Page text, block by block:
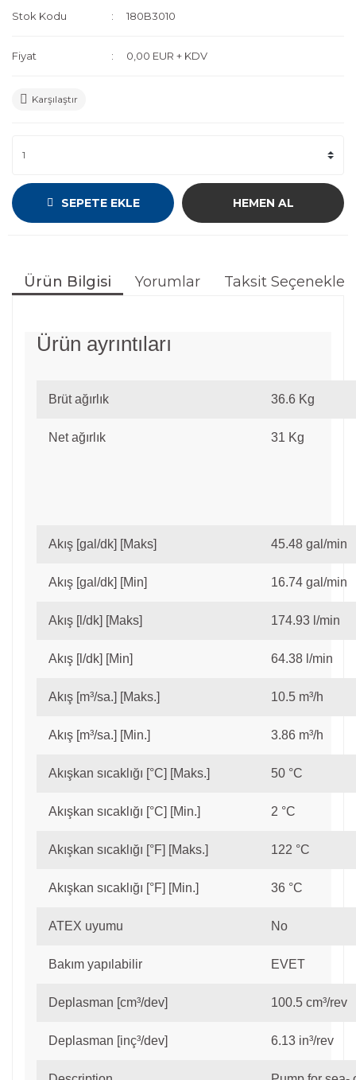
Stok Kodu 180B3010
Fiyat 0,00 EUR + KDV
Karşılaştır
SEPETE EKLE HEMEN AL
Ürün Bilgisi Yorumlar Taksit Seçenekleri
Ürün ayrıntıları
Brüt ağırlık 36.6 Kg
Net ağırlık 31 Kg
Akış [gal/dk] [Maks] 45.48 gal/min
Akış [gal/dk] [Min] 16.74 gal/min
Akış [l/dk] [Maks] 174.93 l/min
Akış [l/dk] [Min] 64.38 l/min
Akış [m³/sa.] [Maks.] 10.5 m³/h
Akış [m³/sa.] [Min.] 3.86 m³/h
Akışkan sıcaklığı [°C] [Maks.] 50 °C
Akışkan sıcaklığı [°C] [Min.] 2 °C
Akışkan sıcaklığı [°F] [Maks.] 122 °C
Akışkan sıcaklığı [°F] [Min.] 36 °C
ATEX uyumu No
Bakım yapılabilir EVET
Deplasman [cm³/dev] 100.5 cm³/rev
Deplasman [inç³/dev] 6.13 in³/rev